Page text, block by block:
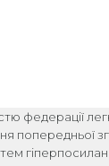
федерації
попередньої